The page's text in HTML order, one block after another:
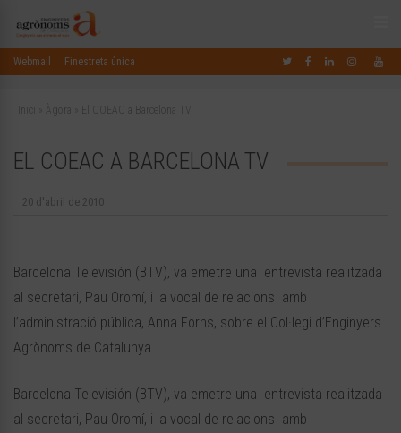
Webmail Finestreta única
Inici Àgora El COEAC a Barcelona TV
EL COEAC A BARCELONA TV
20 d'abril de 2010
Barcelona Televisión (BTV), va emetre una entrevista realitzada
al secretari, Pau Oromí, i la vocal de relacions amb
l’administració pública, Anna Forns, sobre el Col·legi d’Enginyers
Agrònoms de Catalunya.
Barcelona Televisión (BTV), va emetre una entrevista realitzada
al secretari, Pau Oromí, i la vocal de relacions amb